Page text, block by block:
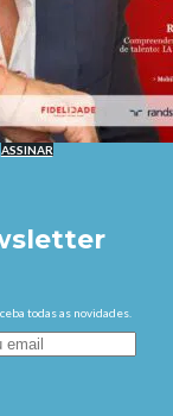
ASSINAR
todas as novidades.